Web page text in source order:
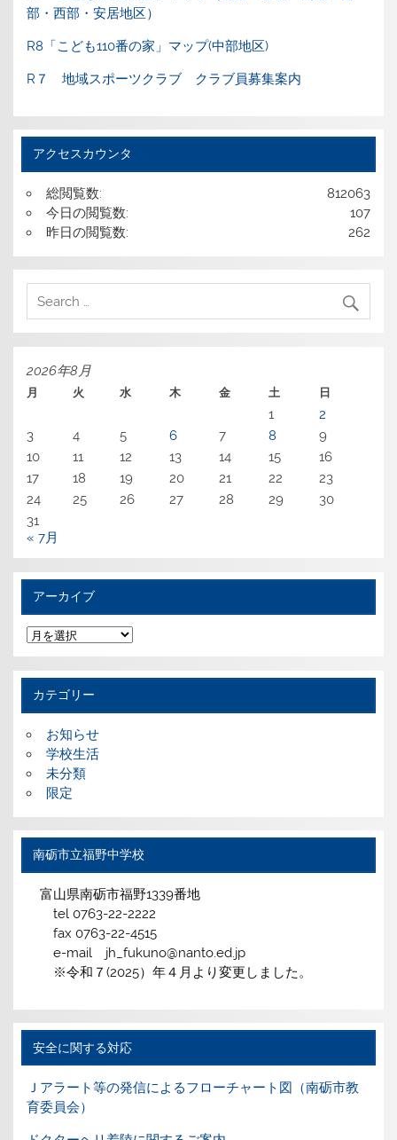
部・西部・安居地区）
R8「こども110番の家」マップ(中部地区)
R７ 地域スポーツクラブ クラブ員募集案内
アクセスカウンタ
812063
総閲覧数:
107
今日の閲覧数:
262
昨日の閲覧数:
2026年8月
月 火 水 木 金 土 日
1
2
3
4 5 6 7 8
9
10
11 12 13 14 15
16
17
18 19 20 21 22
23
24
25 26 27 28 29
30
31
« 7月
アーカイブ
ア
ー
カ
イ
カテゴリー
お知らせ
学校生活
未分類
限定
南砺市立福野中学校
富山県南砺市福野1339番地
tel 0763-22-2222
fax 0763-22-4515
e-mail jh_fukuno@nanto.ed.jp
※令和７(2025）年４月より変更しました。
安全に関する対応
Ｊアラート等の発信によるフローチャート図（南砺市教
育委員会）